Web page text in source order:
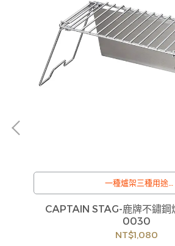
一種爐架三種用途
/
訂購注意事項 :
商品流動性快且多個平台共用庫存，
情形，客服人員將立即與您聯繫交期
無法出貨，本公司將有權取消訂單，
CAPTAIN STAG-鹿牌不鏽鋼
0030
NT$1,080